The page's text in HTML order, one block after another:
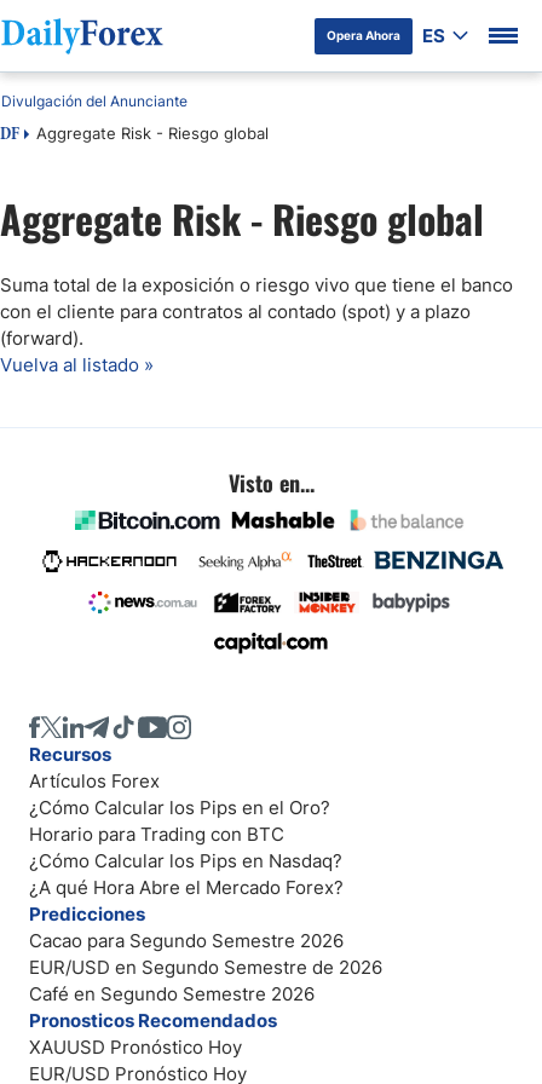
Opera Ahora ES
DF Aggregate Risk - Riesgo global
Divulgación del Anunciante
Aggregate Risk - Riesgo global
Suma total de la exposición o riesgo vivo que tiene el banco
con el cliente para contratos al contado (spot) y a plazo
(forward).
Vuelva al listado »
Visto en...
Recursos
Artículos Forex
¿Cómo Calcular los Pips en el Oro?
Horario para Trading con BTC
¿Cómo Calcular los Pips en Nasdaq?
¿A qué Hora Abre el Mercado Forex?
Predicciones
Cacao para Segundo Semestre 2026
EUR/USD en Segundo Semestre de 2026
Café en Segundo Semestre 2026
Pronosticos Recomendados
XAUUSD Pronóstico Hoy
EUR/USD Pronóstico Hoy